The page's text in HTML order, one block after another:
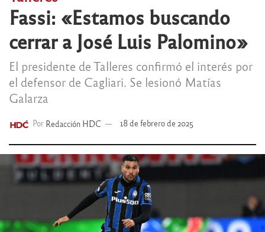
Fassi: «Estamos buscando
cerrar a José Luis Palomino»
El presidente de Talleres confirmó el interés por
el defensor de Cagliari. Se lesionó Matías
Galarza
Por Redacción HDC 18 de febrero de 2025